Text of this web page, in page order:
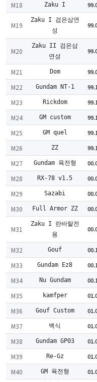
M18 Zaku I
M19
Zaku I 검은삼연
성
M20
Zaku II 검은삼
연성
M21 Dom
M22 Gundam NT-1
M23 Rickdom
M24 GM custom
M25 GM quel
M26 ZZ
M27 Gundam 육전형
M28 RX-78 v1.5
M29 Sazabi
M30 Full Armor ZZ
M31
Zaku I 란바랄전
용
M32 Gouf
M33 Gundam Ez8
M34 Nu Gundam
M35 kamfper
M36 Gouf Custom
M37 백식
M38 Gundam GP03
M39 Re-Gz
M40 GM 육전형